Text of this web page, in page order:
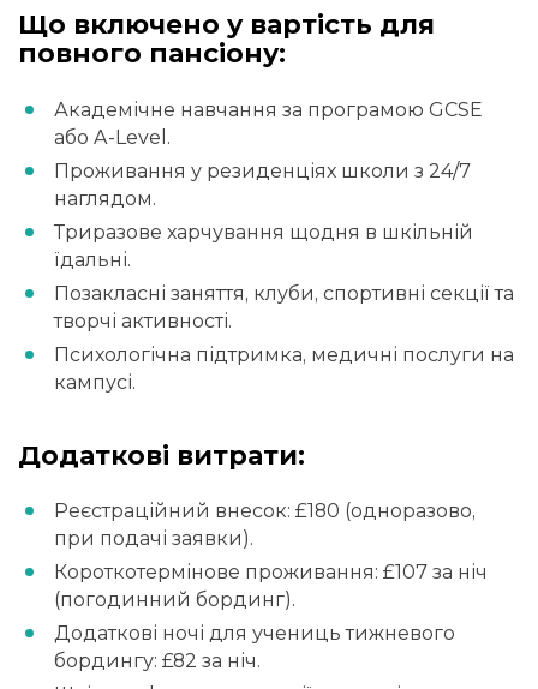
Що включено у вартість для
повного пансіону:
Академічне навчання за програмою GCSE
або A-Level.
Проживання у резиденціях школи з 24/7
наглядом.
Триразове харчування щодня в шкільній
їдальні.
Позакласні заняття, клуби, спортивні секції та
творчі активності.
Психологічна підтримка, медичні послуги на
кампусі.
Додаткові витрати:
Реєстраційний внесок: £180 (одноразово,
при подачі заявки).
Короткотермінове проживання: £107 за ніч
(погодинний бординг).
Додаткові ночі для учениць тижневого
бордингу: £82 за ніч.